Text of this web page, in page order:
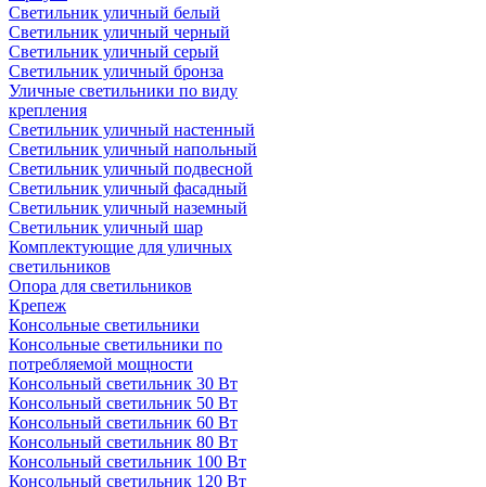
Светильник уличный белый
Светильник уличный черный
Светильник уличный серый
Светильник уличный бронза
Уличные светильники по виду
крепления
Светильник уличный настенный
Светильник уличный напольный
Светильник уличный подвесной
Светильник уличный фасадный
Светильник уличный наземный
Cветильник уличный шар
Комплектующие для уличных
светильников
Опора для светильников
Крепеж
Консольные светильники
Консольные светильники по
потребляемой мощности
Консольный светильник 30 Вт
Консольный светильник 50 Вт
Консольный светильник 60 Вт
Консольный светильник 80 Вт
Консольный светильник 100 Вт
Консольный светильник 120 Вт